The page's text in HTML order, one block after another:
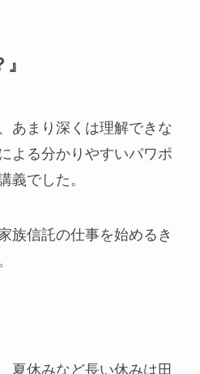
あまり深くは理解できな
よる分かりやすいパワポ
義でした。
族信託の仕事を始めるき
夏休みなど長い休みは田